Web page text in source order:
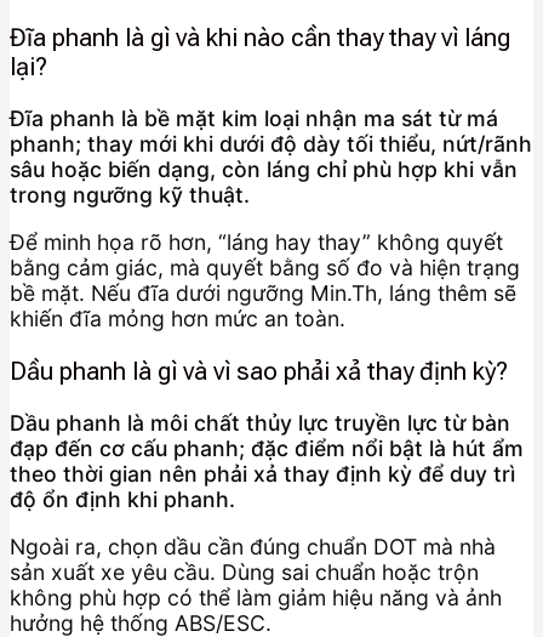
Đĩa phanh là gì và khi nào cần thay thay vì láng
lại?
Đĩa phanh là bề mặt kim loại nhận ma sát từ má
phanh; thay mới khi dưới độ dày tối thiểu, nứt/rãnh
sâu hoặc biến dạng, còn láng chỉ phù hợp khi vẫn
trong ngưỡng kỹ thuật.
Để minh họa rõ hơn, “láng hay thay” không quyết
bằng cảm giác, mà quyết bằng số đo và hiện trạng
bề mặt. Nếu đĩa dưới ngưỡng Min.Th, láng thêm sẽ
khiến đĩa mỏng hơn mức an toàn.
Dầu phanh là gì và vì sao phải xả thay định kỳ?
Dầu phanh là môi chất thủy lực truyền lực từ bàn
đạp đến cơ cấu phanh; đặc điểm nổi bật là hút ẩm
theo thời gian nên phải xả thay định kỳ để duy trì
độ ổn định khi phanh.
Ngoài ra, chọn dầu cần đúng chuẩn DOT mà nhà
sản xuất xe yêu cầu. Dùng sai chuẩn hoặc trộn
không phù hợp có thể làm giảm hiệu năng và ảnh
hưởng hệ thống ABS/ESC.